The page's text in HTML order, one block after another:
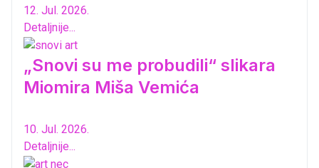
12. Jul. 2026.
Detaljnije...
„Snovi su me probudili“ slikara
Miomira Miša Vemića
10. Jul. 2026.
Detaljnije...